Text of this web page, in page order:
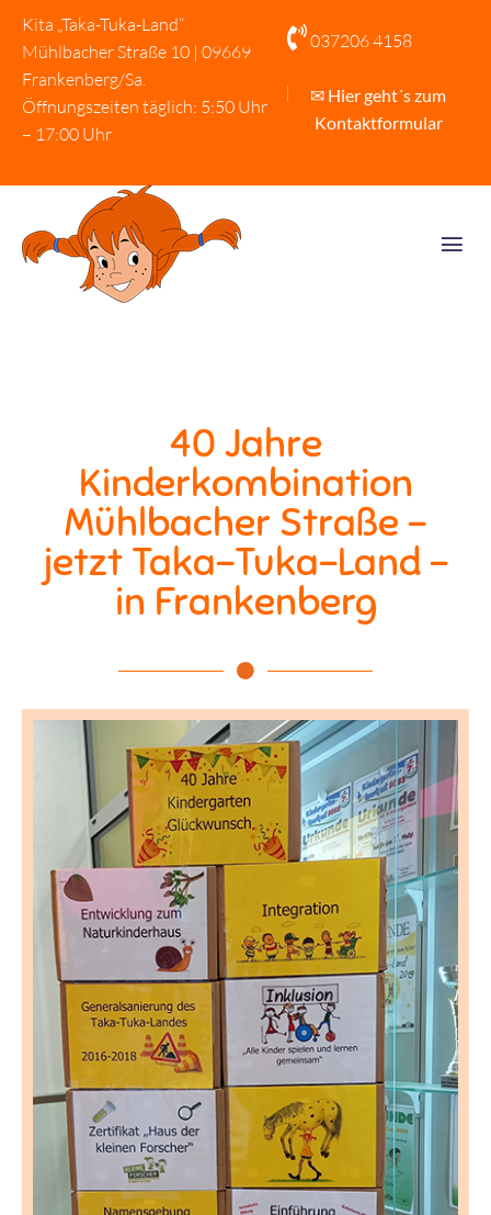
Kita „Taka-Tuka-Land“
Mühlbacher Straße 10 | 09669
Frankenberg/Sa.
Öffnungszeiten täglich: 5:50 Uhr
– 17:00 Uhr
037206 4158
✉ Hier geht´s zum
Kontaktformular
40 Jahre
Kinderkombination
Mühlbacher Straße –
jetzt Taka-Tuka-Land –
in Frankenberg